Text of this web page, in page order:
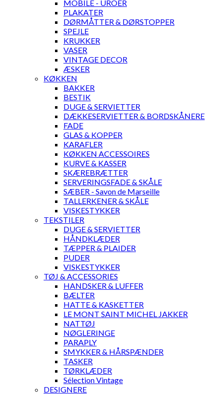
MOBILE - UROER
PLAKATER
DØRMÅTTER & DØRSTOPPER
SPEJLE
KRUKKER
VASER
VINTAGE DECOR
ÆSKER
KØKKEN
BAKKER
BESTIK
DUGE & SERVIETTER
DÆKKESERVIETTER & BORDSKÅNERE
FADE
GLAS & KOPPER
KARAFLER
KØKKEN ACCESSOIRES
KURVE & KASSER
SKÆREBRÆTTER
SERVERINGSFADE & SKÅLE
SÆBER - Savon de Marseille
TALLERKENER & SKÅLE
VISKESTYKKER
TEKSTILER
DUGE & SERVIETTER
HÅNDKLÆDER
TÆPPER & PLAIDER
PUDER
VISKESTYKKER
TØJ & ACCESSORIES
HANDSKER & LUFFER
BÆLTER
HATTE & KASKETTER
LE MONT SAINT MICHEL JAKKER
NATTØJ
NØGLERINGE
PARAPLY
SMYKKER & HÅRSPÆNDER
TASKER
TØRKLÆDER
Sélection Vintage
DESIGNERE